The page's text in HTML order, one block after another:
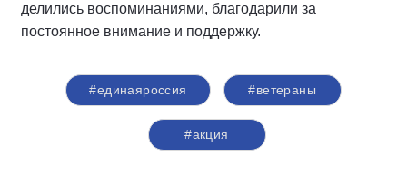
делились воспоминаниями, благодарили за
постоянное внимание и поддержку.
#единаяроссия #ветераны
#акция